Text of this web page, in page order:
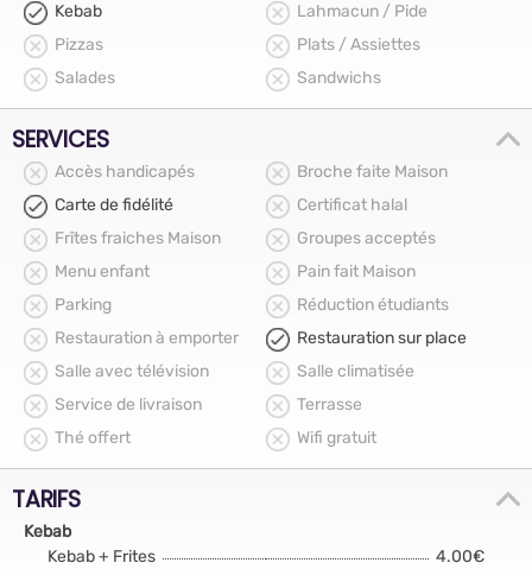
Kebab
Lahmacun / Pide
Pizzas
Plats / Assiettes
Salades
Sandwichs
SERVICES
Accès handicapés
Broche faite Maison
Carte de fidélité
Certificat halal
Frîtes fraiches Maison
Groupes acceptés
Menu enfant
Pain fait Maison
Parking
Réduction étudiants
Restauration à emporter
Restauration sur place
Salle avec télévision
Salle climatisée
Service de livraison
Terrasse
Thé offert
Wifi gratuit
TARIFS
Kebab
Kebab + Frites
4.00€